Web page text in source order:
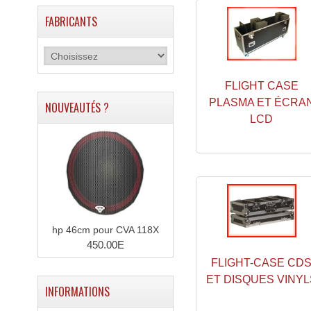
FLIGHT CASE
PLASMA ET
LCD
FLIGHT-CASE
ET DISQUES
FABRICANTS
NOUVEAUTÉS ?
hp 46cm pour CVA 118X
450.00E
INFORMATIONS